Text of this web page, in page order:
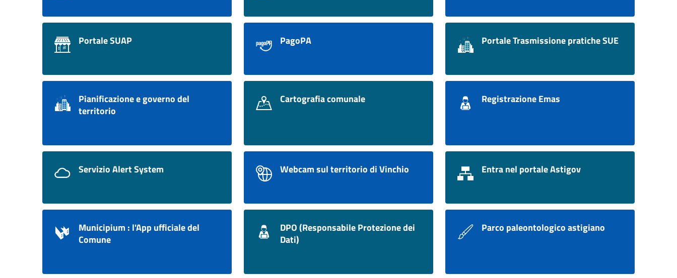
Portale SUAP PagoPA Portale Trasmissione pratiche SUE
Pianificazione e governo del
territorio
Cartografia comunale Registrazione Emas
Servizio Alert System Webcam sul territorio di Vinchio Entra nel portale Astigov
Municipium : l'App ufficiale del
Comune
DPO (Responsabile Protezione dei
Dati)
Parco paleontologico astigiano